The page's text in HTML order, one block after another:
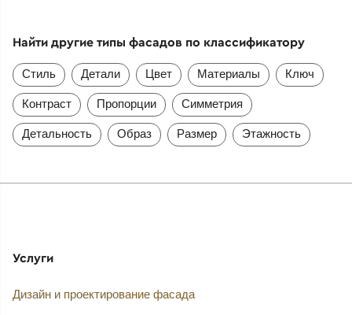
Найти другие типы фасадов по классификатору
Стиль Детали Цвет Материалы Ключ
Контраст Пропорции Симметрия
Детальность Образ Размер Этажность
Услуги
Дизайн и проектирование фасада